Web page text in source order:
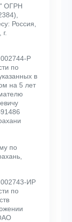
ОГРН
Россия,
Р
по
в
на 5 лет
по
ИР
по